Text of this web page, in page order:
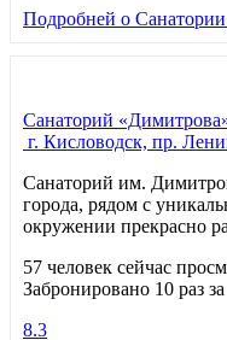
Подробней о
Санаторий
г. Кисловодск, пр.
Санаторий им.
города, рядом с
окружении прекрасно
57 человек сейчас
Забронировано 10 раз
8.3